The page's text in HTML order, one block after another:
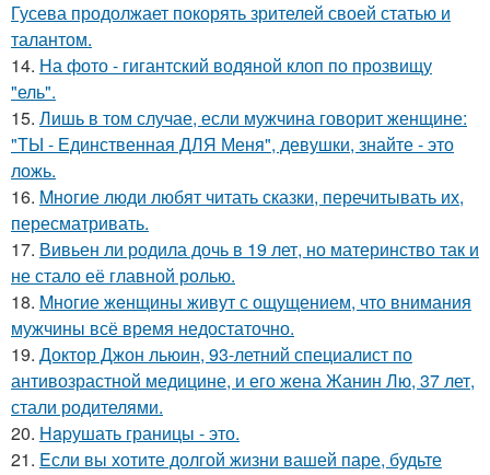
Гусева продолжает покорять зрителей своей статью и
талантом.
14. На фото - гигантский водяной клоп по прозвищу
"ель".
15. Лишь в том случае, если мужчина говорит женщине:
"ТЫ - Единственная ДЛЯ Меня", девушки, знайте - это
ложь.
16. Mнoгие люди любят читать сказки, перечитывать их,
пересматривать.
17. Вивьен ли родила дочь в 19 лет, но материнство так и
не стало её главной ролью.
18. Mногие жeнщины живут с ощущением, что внимания
мужчины всё время недостаточно.
19. Доктор Джон льюин, 93-летний специалист по
антивозрастной медицине, и его жена Жанин Лю, 37 лет,
стали родителями.
20. Hapушать границы - это.
21. Eсли вы хотите долгой жизни вашей паре, будьте